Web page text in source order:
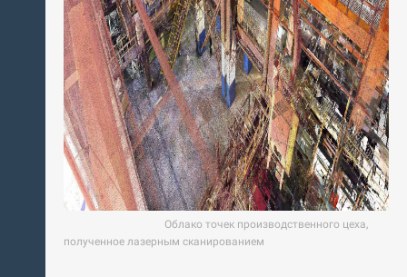
Облако точек производственного цеха,
полученное лазерным сканированием